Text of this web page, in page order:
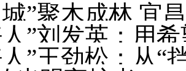
”聚木成林 宜
”刘发英：用
”王劲松：从“